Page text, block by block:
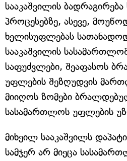
სააკაშვილის
პროცესებზე, ასევე,
ხელისუფლებას
სააკაშვილის
საფუძვლები, შეაფასოს
უფლების შეზღუდვის
მიიღოს ზომები
სასამართლოს უფლების
მიხეილ სააკაშვილს
სამჯერ არ მიეცა